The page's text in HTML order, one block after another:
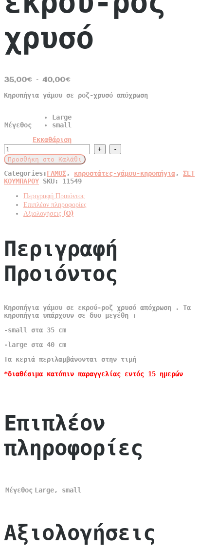
χρυσό
35,00€ – 40,00€Price
35,00€
Κηροπήγια γάμου σε ροζ-χρυσό απόχρωση
Μέγεθος
Large
small
Εκκαθάριση
Κηροπήγια
γάμου
εκρού-
ροζ
χρυσό
quantity
Προσθήκη στο Καλάθι
Categories:ΓΑΜΟΣ, κηροστάτες-γάμου-κηροπήγια, ΣΕΤ
ΚΟΥΜΠΑΡΟΥ SKU: 11549
Περιγραφή Προιόντος
Επιπλέον πληροφορίες
Αξιολογήσεις (0)
Περιγραφή
Προιόντος
Κηροπήγια γάμου σε εκρού-ροζ χρυσό απόχρωση . Τα
κηροπήγια υπάρχουν σε δυο μεγέθη :
-small στα 35 cm
-large στα 40 cm
Τα κεριά περιλαμβάνονται στην τιμή
*διαθέσιμα κατόπιν παραγγελίας εντός 15 ημερών
Επιπλέον
πληροφορίες
Μέγεθος Large, small
Αξιολογήσεις